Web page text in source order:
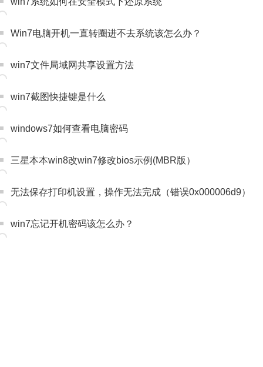
Win7电脑开机一直转圈进不去系统该怎么办？
win7文件局域网共享设置方法
win7截图快捷键是什么
windows7如何查看电脑密码
三星本本win8改win7修改bios示例(MBR版）
无法保存打印机设置，操作无法完成（错误0x000006d9）
win7忘记开机密码该怎么办？